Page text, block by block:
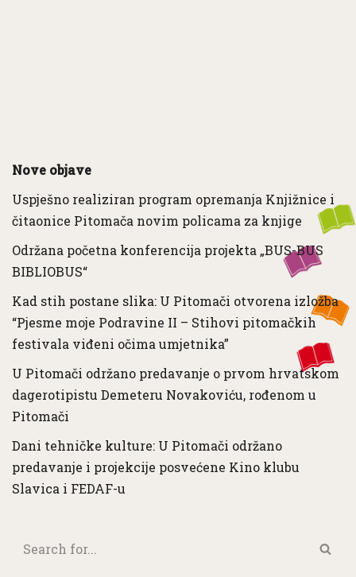
Nove objave
Uspješno realiziran program opremanja Knjižnice i
čitaonice Pitomača novim policama za knjige
Održana početna konferencija projekta „BUS-BUS
BIBLIOBUS“
Kad stih postane slika: U Pitomači otvorena izložba
“Pjesme moje Podravine II – Stihovi pitomačkih
festivala viđeni očima umjetnika”
U Pitomači održano predavanje o prvom hrvatskom
dagerotipistu Demeteru Novakoviću, rođenom u
Pitomači
Dani tehničke kulture: U Pitomači održano
predavanje i projekcije posvećene Kino klubu
Slavica i FEDAF-u